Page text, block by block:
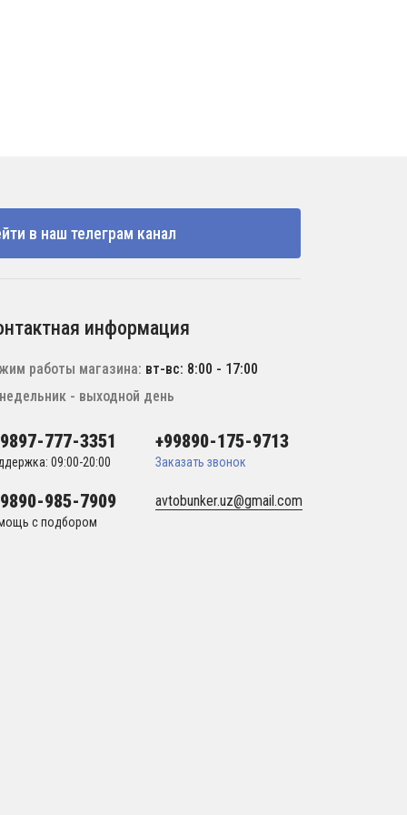
в наш телеграм канал
информация
работы магазина: вт-вс: 8:00 - 17:00
- выходной день
777-3351
09:00-20:00
+99890-175-9713
Заказать звонок
985-7909
с подбором
avtobunker.uz@gmail.com